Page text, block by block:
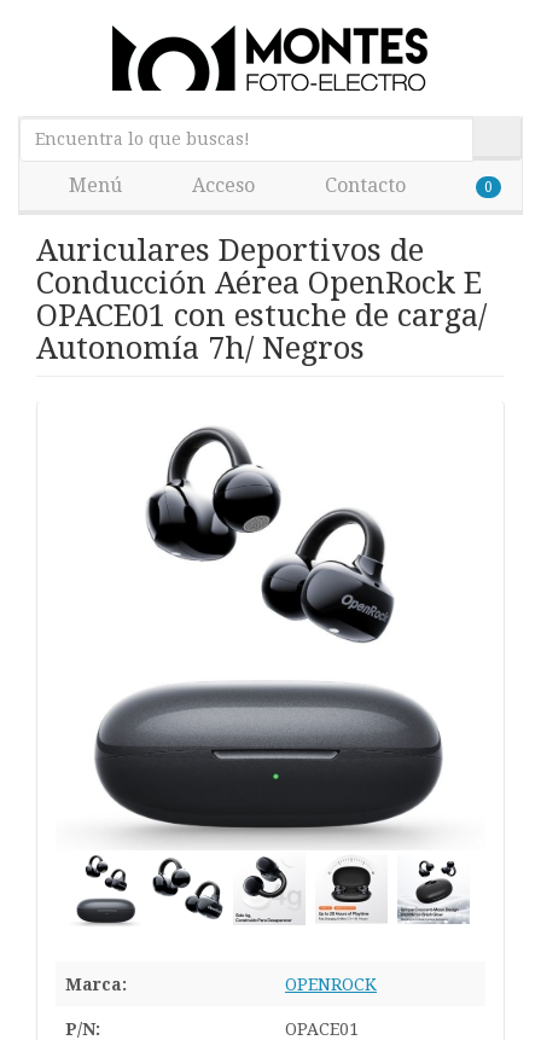
Menú Acceso Contacto 0
Auriculares Deportivos de
Conducción Aérea OpenRock E
OPACE01 con estuche de carga/
Autonomía 7h/ Negros
Marca: OPENROCK
P/N: OPACE01